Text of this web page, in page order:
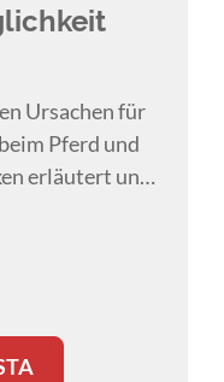
Ursachen für
Pferd und
erläutert und